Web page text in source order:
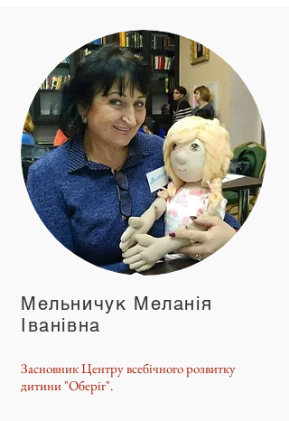
Мельничук Меланія
Іванівна
Засновник Центру всебічного розвитку
дитини "Оберіг".